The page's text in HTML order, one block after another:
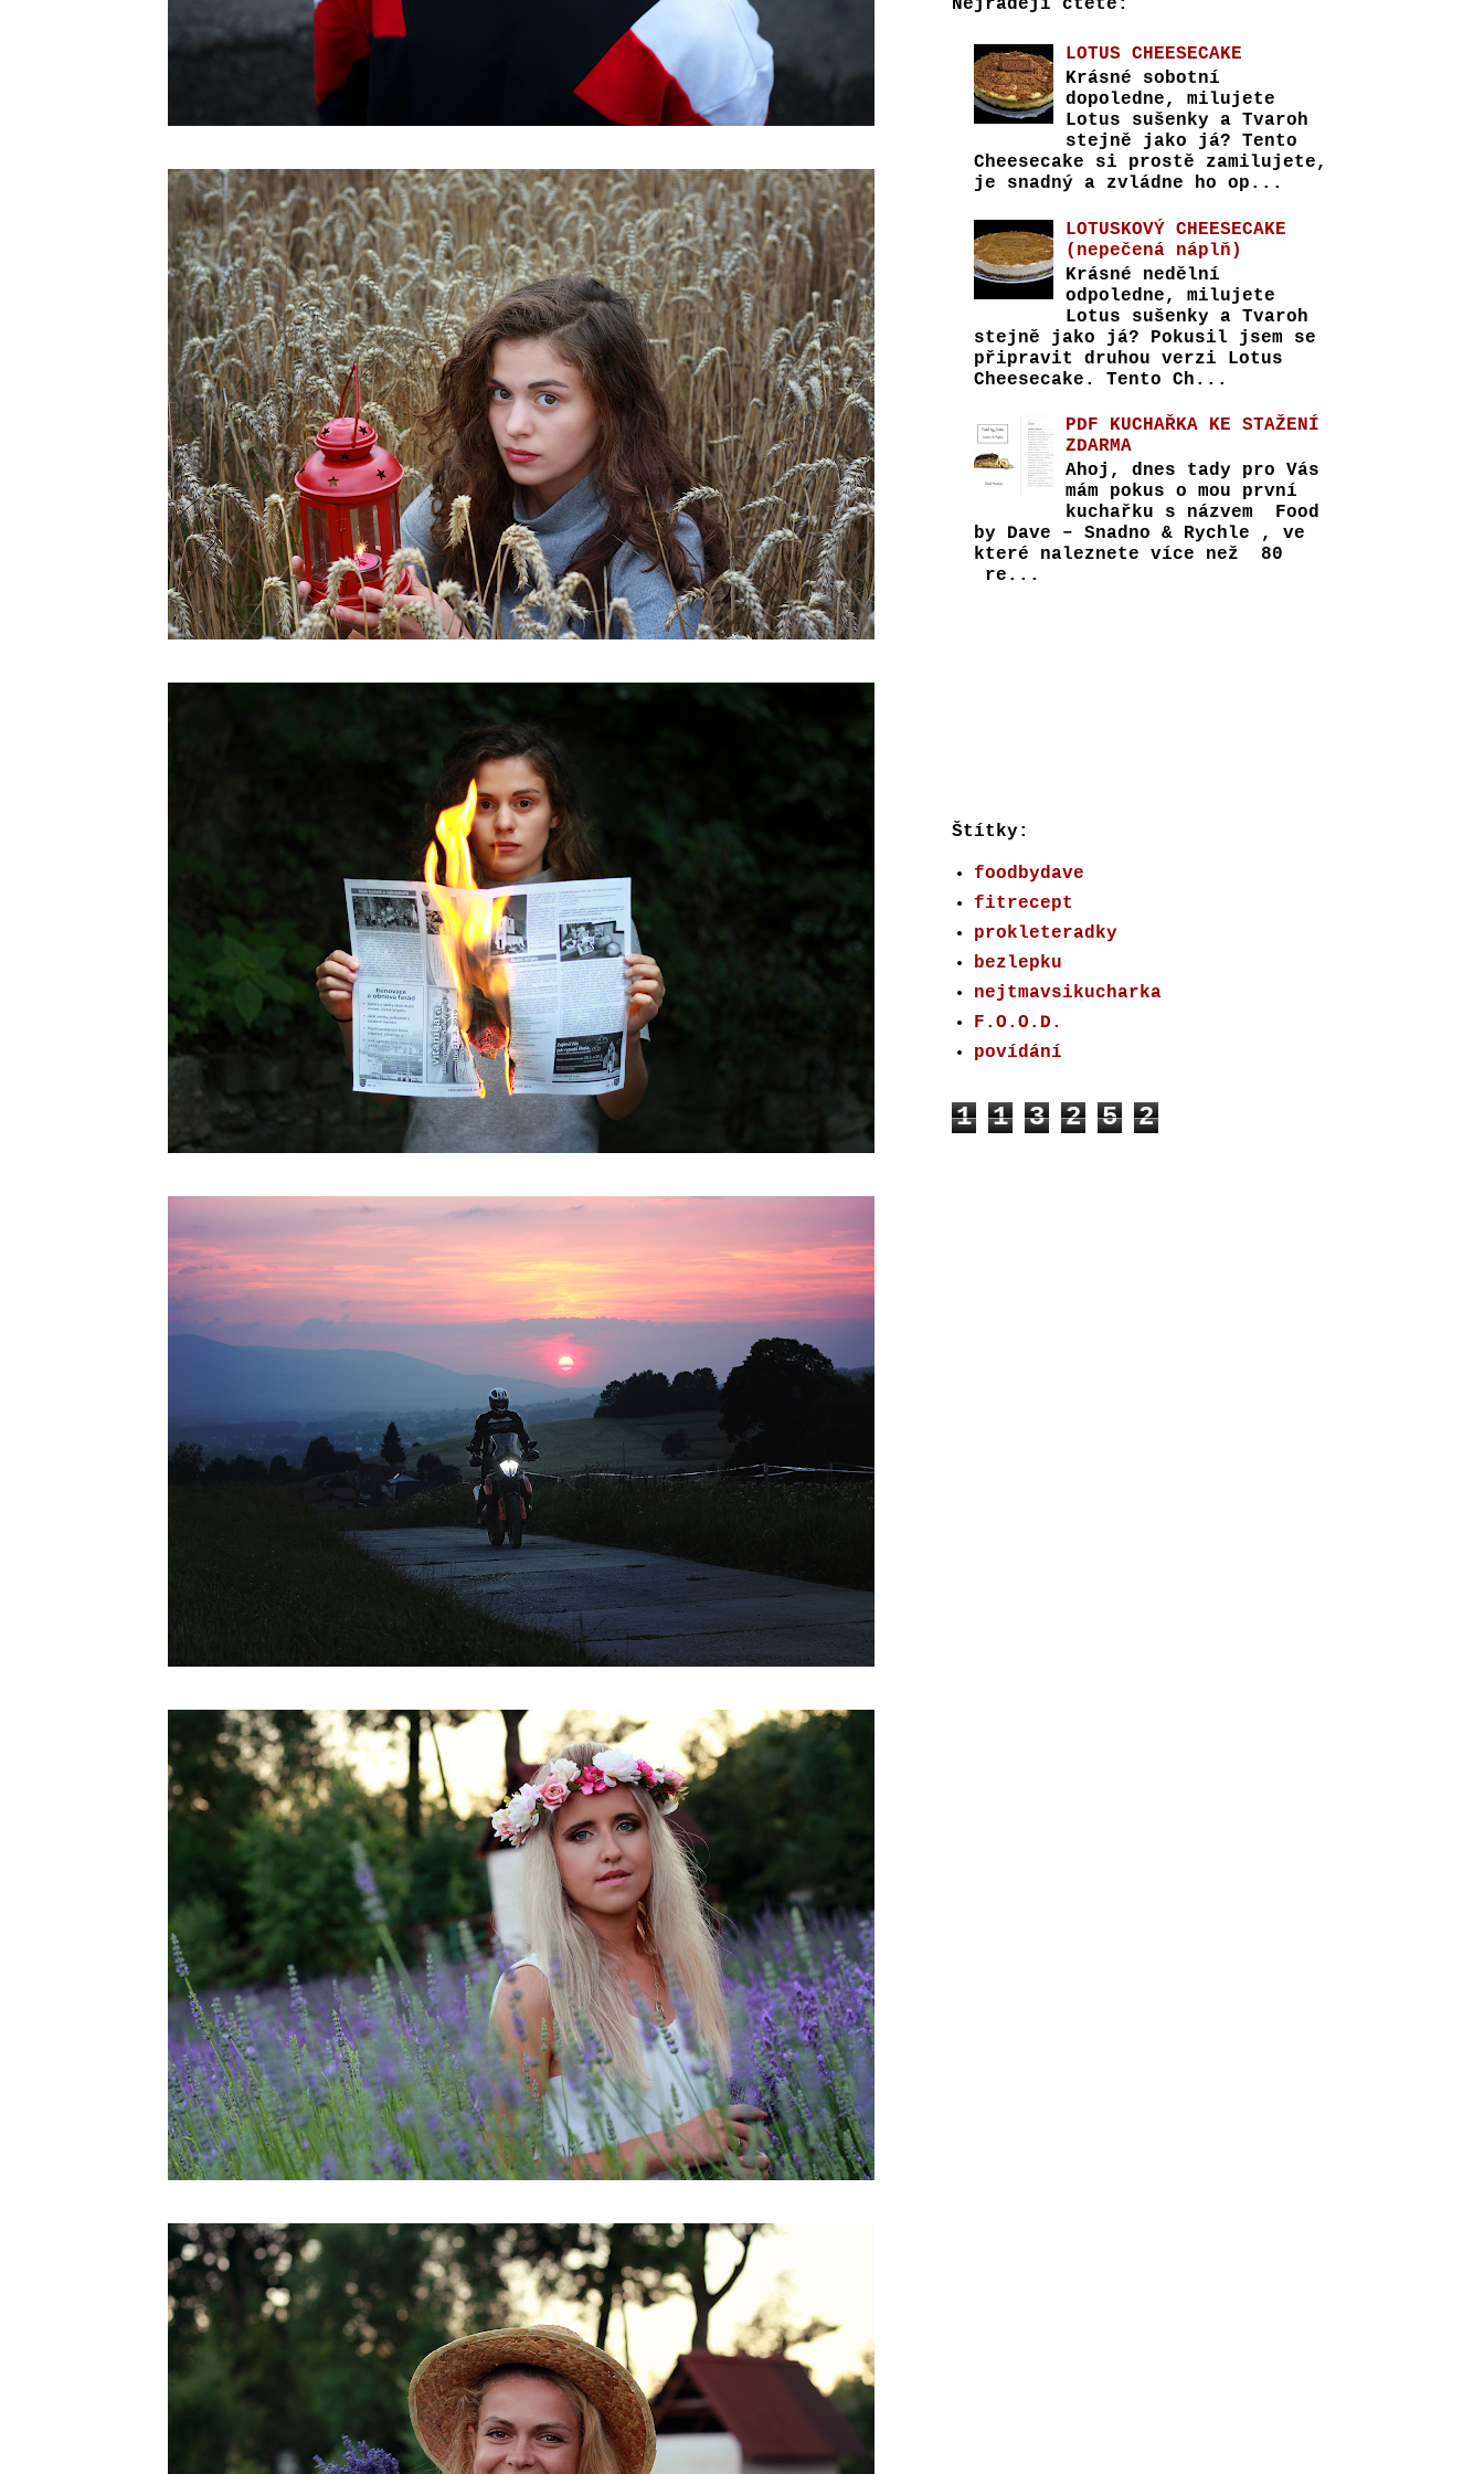
Nejraději čtete:
LOTUS CHEESECAKE
Krásné sobotní
dopoledne, milujete
Lotus sušenky a Tvaroh
stejně jako já? Tento
Cheesecake si prostě zamilujete,
je snadný a zvládne ho op...
LOTUSKOVÝ CHEESECAKE
(nepečená náplň)
Krásné nedělní
odpoledne, milujete
Lotus sušenky a Tvaroh
stejně jako já? Pokusil jsem se
připravit druhou verzi Lotus
Cheesecake. Tento Ch...
PDF KUCHAŘKA KE STAŽENÍ
ZDARMA
Ahoj, dnes tady pro Vás
mám pokus o mou první
kuchařku s názvem Food
by Dave – Snadno & Rychle , ve
které naleznete více než 80
re...
Štítky:
foodbydave
fitrecept
prokleteradky
bezlepku
nejtmavsikucharka
F.O.O.D.
povídání
1 1 3 2 5 2